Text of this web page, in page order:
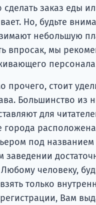
сделать заказ еды
Но, будьте
небольшую
впросак, мы
прочего, стоит
Большинство из
для
города
под
заведении
человеку,
только
Вам